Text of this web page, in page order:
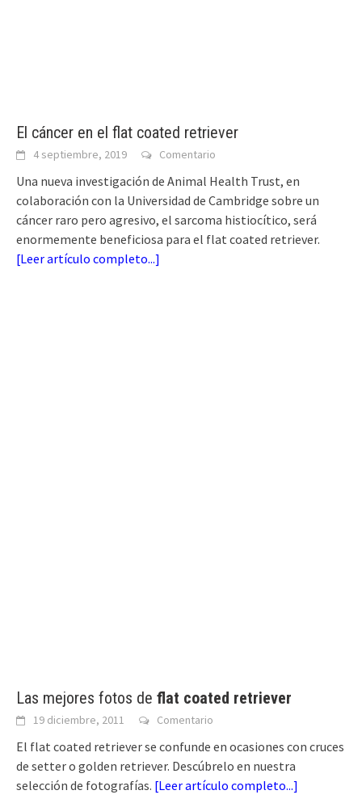
El cáncer en el flat coated retriever
4 septiembre, 2019 Comentario
Una nueva investigación de Animal Health Trust, en
colaboración con la Universidad de Cambridge sobre un
cáncer raro pero agresivo, el sarcoma histiocítico, será
enormemente beneficiosa para el flat coated retriever.
[Leer artículo completo...]
Las mejores fotos de flat coated retriever
19 diciembre, 2011 Comentario
El flat coated retriever se confunde en ocasiones con cruces
de setter o golden retriever. Descúbrelo en nuestra
selección de fotografías. [Leer artículo completo...]